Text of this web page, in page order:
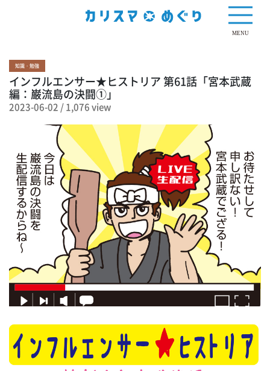
MENU
知識・勉強
インフルエンサー★ヒストリア 第61話「宮本武蔵
編：巌流島の決闘①」
2023-06-02 /1,076 view